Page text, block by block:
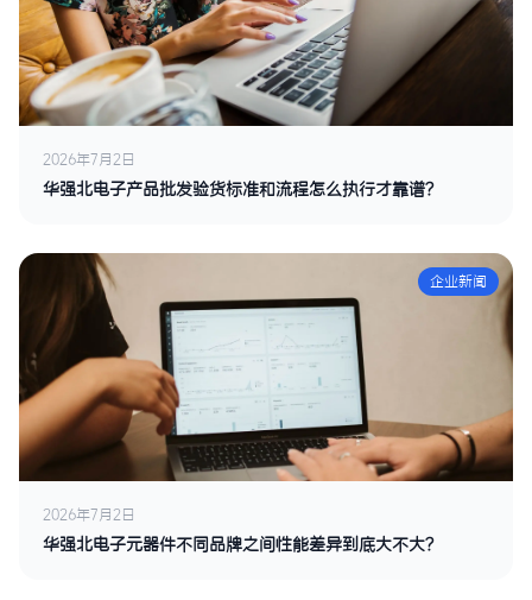
2026年7月2日
华强北电子产品批发验货标准和流程怎么执行才靠谱？
企业新闻
2026年7月2日
华强北电子元器件不同品牌之间性能差异到底大不大？